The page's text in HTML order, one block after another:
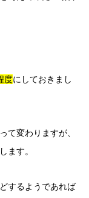
度にしておきまし
て変わりますが、
ます。
するようであれば